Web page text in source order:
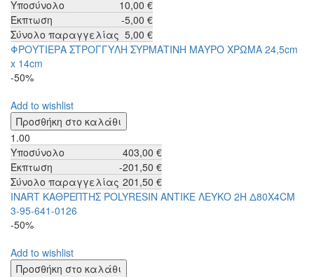
Υποσύνολο
10,00 €
Έκπτωση
-5,00 €
Σύνολο παραγγελίας 5,00 €
ΦΡΟΥΤΙΕΡΑ ΣΤΡΟΓΓΥΛΗ ΣΥΡΜΑΤΙΝΗ ΜΑΥΡΟ ΧΡΩΜΑ 24,5cm
x 14cm
-50%
Add to wishlist
1.00
Υποσύνολο
403,00 €
Έκπτωση
-201,50 €
Σύνολο παραγγελίας 201,50 €
INART ΚΑΘΡΕΠΤΗΣ POLYRESIN ΑΝΤΙΚΕ ΛΕΥΚΟ 2H Δ80Χ4CM
3-95-641-0126
-50%
Add to wishlist